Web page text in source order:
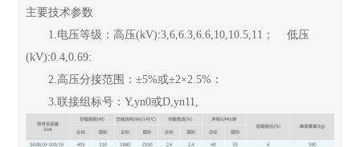
主要技术参数
1.电压等级：高压(kV):3,6,6.3,6.6,10,10.5,11； 低压
(kV):0.4,0.69:
2.高压分接范围：±5%或±2×2.5%：
3.联接组标号：Y,yn0或D,yn11,